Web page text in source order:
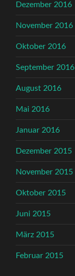
Dezember 2016
November 2016
Oktober 2016
September 2016
August 2016
Mai 2016
Januar 2016
Dezember 2015
November 2015
Oktober 2015
Juni 2015
März 2015
Februar 2015